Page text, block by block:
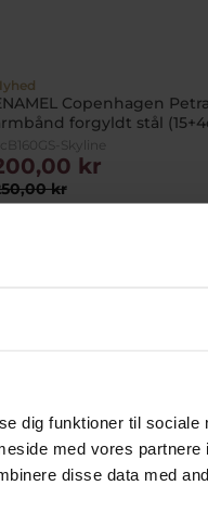
dig funktioner til sociale
med vores partnere
disse data med
Copenhagen
forgyldt stål
ecB160GS-Skyline
kr
kr